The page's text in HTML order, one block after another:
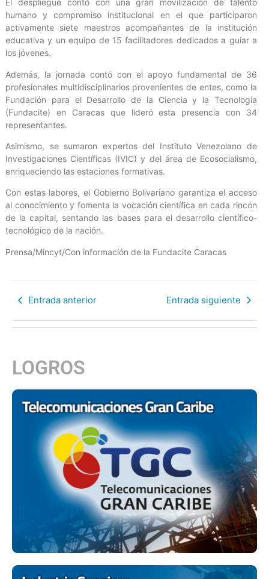
El despliegue contó con una gran movilización de talento
humano y compromiso institucional en el que participaron
activamente siete maestros acompañantes de la institución
educativa y un equipo de 15 facilitadores dedicados a guiar a
los jóvenes.
Además, la jornada contó con el apoyo fundamental de 36
profesionales multidisciplinarios provenientes de entes, como la
Fundación para el Desarrollo de la Ciencia y la Tecnología
(Fundacite) en Caracas que lideró esta presencia con 34
representantes.
Asimismo, se sumaron expertos del Instituto Venezolano de
Investigaciones Científicas (IVIC) y del área de Ecosocialismo,
enriqueciendo las estaciones formativas.
Con estas labores, el Gobierno Bolivariano garantiza el acceso
al conocimiento y fomenta la vocación científica en cada rincón
de la capital, sentando las bases para el desarrollo científico-
tecnológico de la nación.
Prensa/Mincyt/Con información de la Fundacite Caracas
Entrada anterior Entrada siguiente
LOGROS